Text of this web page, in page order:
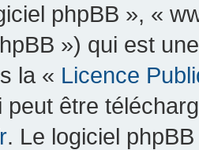
phpBB », «
») qui est
la « Licence
peut être
. Le logiciel